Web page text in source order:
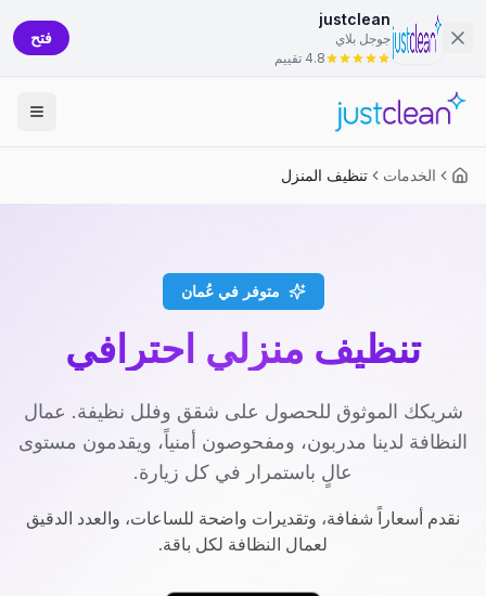
justclean
جوجل بلاي
4.8 تقييم
فتح
الخدمات تنظيف المنزل
متوفر في عُمان
تنظيف منزلي احترافي
شريكك الموثوق للحصول على شقق وفلل نظيفة. عمال
النظافة لدينا مدربون، ومفحوصون أمنياً، ويقدمون مستوى
عالٍ باستمرار في كل زيارة.
نقدم أسعاراً شفافة، وتقديرات واضحة للساعات، والعدد الدقيق
لعمال النظافة لكل باقة.